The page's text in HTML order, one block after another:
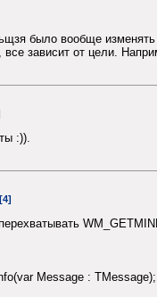
было вообще
зависит от цели.
:)).
[4]
Message :